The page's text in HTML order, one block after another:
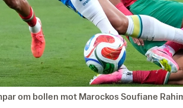
om bollen mot Marockos Soufiane